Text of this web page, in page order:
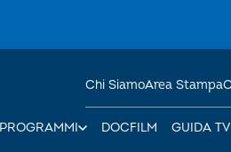
PROGRAMMI DOCFILM GUIDA TV
Chi SiamoArea Stampa